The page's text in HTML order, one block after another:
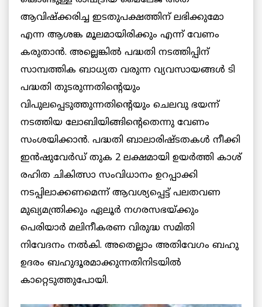
ആവിഷ്ക്കരിച്ച ഇടതുപക്ഷത്തിന് ലഭിക്കുമോ
എന്ന ആശങ്ക മൂലമായിരിക്കും എന്ന് വേണം
കരുതാന്‍. അല്ലെങ്കില്‍ പദ്ധതി നടത്തിപ്പിന്
സാമ്പത്തിക ബാധ്യത വരുന്ന വ്യവസായങ്ങള്‍ ടി
പദ്ധതി തുടരുന്നതിന്റെയും
വിപുലപ്പെടുത്തുന്നതിന്റെയും ചെലവു ഭയന്ന്
നടത്തിയ ലോബിയിങ്ങിന്റെതെന്നു വേണം
സംശയിക്കാന്‍. പദ്ധതി ബാലാരിഷ്ടതകള്‍ നീക്കി
ഇന്‍ഷുവേര്‍ഡ് തുക 2 ലക്ഷമായി ഉയര്‍ത്തി കാശ്
രഹിത ചികിത്സാ സംവിധാനം ഉറപ്പാക്കി
നടപ്പിലാക്കണമെന്ന് ആവശ്യപ്പെട്ട് പലതവണ
മുഖ്യമന്ത്രിക്കും ഏലൂര്‍ നഗരസഭയ്ക്കും
പെരിയാര്‍ മലിനീകരണ വിരുദ്ധ സമിതി
നിവേദനം നല്‍കി. അതെല്ലാം അതിവേഗം ബഹു
ഉദരം ബഹുദൂരമാക്കുന്നതിനിടയില്‍
കാറ്റെടുത്തുപോയി.